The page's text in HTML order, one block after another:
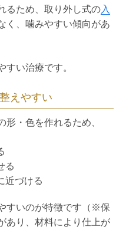
るため、取り外し式の入
く、噛みやすい傾向があ
すい治療です。
えやすい
形・色を作れるため、
る
近づける
すいのが特徴です（※保
あり、材料により仕上が